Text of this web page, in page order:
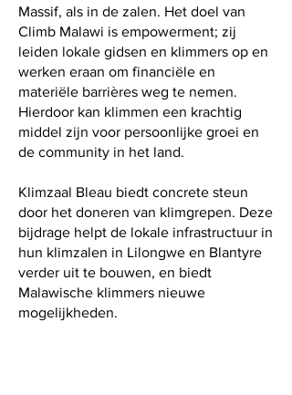
Massif, als in de zalen. Het doel van
Climb Malawi is empowerment; zij
leiden lokale gidsen en klimmers op en
werken eraan om financiële en
materiële barrières weg te nemen.
Hierdoor kan klimmen een krachtig
middel zijn voor persoonlijke groei en
de community in het land.
Klimzaal Bleau biedt concrete steun
door het doneren van klimgrepen. Deze
bijdrage helpt de lokale infrastructuur in
hun klimzalen in Lilongwe en Blantyre
verder uit te bouwen, en biedt
Malawische klimmers nieuwe
mogelijkheden.